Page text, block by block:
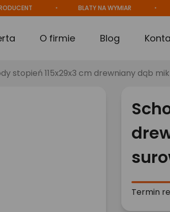
BLATY NA WYMIAR
O firmie Blog
stopień 115x29x3 cm drewniany dąb
Termin